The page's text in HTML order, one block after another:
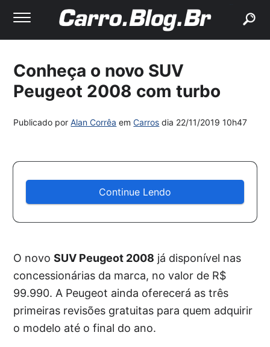
Conheça o novo SUV
Peugeot 2008 com turbo
Publicado porAlan Corrêa emCarros dia 22/11/2019 10h47
Continue Lendo
O novoSUV Peugeot 2008 já disponível nas
concessionárias da marca, no valor de R$
99.990. A Peugeot ainda oferecerá as três
primeiras revisões gratuitas para quem adquirir
o modelo até o final do ano.